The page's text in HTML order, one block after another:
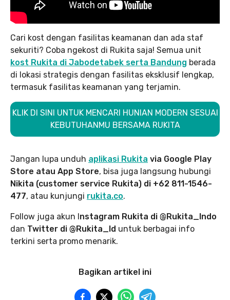
Cari kost dengan fasilitas keamanan dan ada staf
sekuriti? Coba ngekost di Rukita saja! Semua unit
kost Rukita di Jabodetabek serta Bandung berada
di lokasi strategis dengan fasilitas eksklusif lengkap,
termasuk fasilitas keamanan yang terjamin.
KLIK DI SINI UNTUK MENCARI HUNIAN MODERN SESUAI
KEBUTUHANMU BERSAMA RUKITA
Jangan lupa unduh aplikasi Rukita via Google Play
Store atau App Store, bisa juga langsung hubungi
Nikita (customer service Rukita) di +62 811-1546-
477, atau kunjungi rukita.co.
Follow juga akun I nstagram Rukita di @Rukita_Indo
dan Twitter di @Rukita_Id untuk berbagai info
terkini serta promo menarik.
Bagikan artikel ini